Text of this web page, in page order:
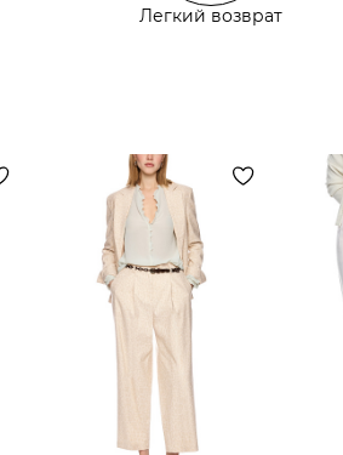
Легкий возврат